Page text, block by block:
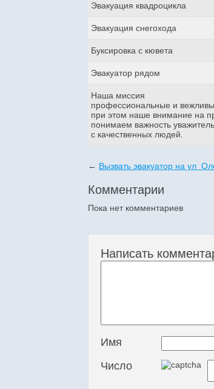
Эвакуация квадроцикла
Эвакуация снегохода
Буксировка с кювета
Эвакуатор рядом
Наша миссия
профессиональные и
при этом наше внимание на
понимаем важность
с качественных людей.
← Вызвать эвакуатор на ул
Комментарии
Пока нет комментариев
Написать
Имя
Число